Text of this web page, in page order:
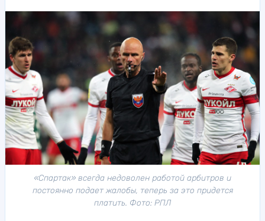
«Спартак» всегда недоволен работой арбитров и
постоянно подает жалобы, теперь за это придется
платить. Фото: РПЛ